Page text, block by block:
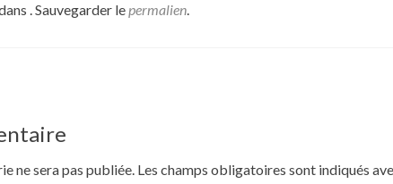
. Sauvegarder lepermalien.
ne sera pas publiée. Les champs obligatoires sont indiqués